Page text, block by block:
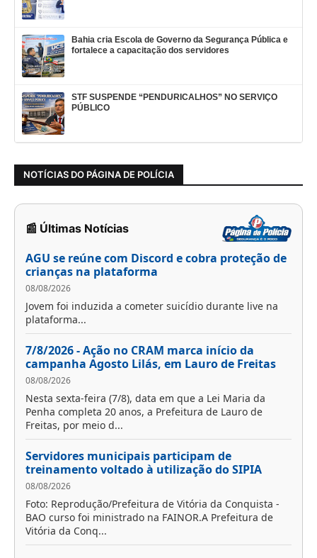
Bahia cria Escola de Governo da Segurança Pública e
fortalece a capacitação dos servidores
STF SUSPENDE “PENDURICALHOS” NO SERVIÇO
PÚBLICO
NOTÍCIAS DO PÁGINA DE POLÍCIA
📰 Últimas Notícias
AGU se reúne com Discord e cobra proteção de
crianças na plataforma
08/08/2026
Jovem foi induzida a cometer suicídio durante live na
plataforma...
7/8/2026 - Ação no CRAM marca início da
campanha Agosto Lilás, em Lauro de Freitas
08/08/2026
Nesta sexta-feira (7/8), data em que a Lei Maria da
Penha completa 20 anos, a Prefeitura de Lauro de
Freitas, por meio d...
Servidores municipais participam de
treinamento voltado à utilização do SIPIA
08/08/2026
Foto: Reprodução/Prefeitura de Vitória da Conquista -
BAO curso foi ministrado na FAINOR.A Prefeitura de
Vitória da Conq...